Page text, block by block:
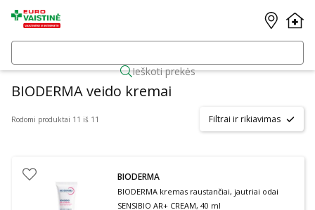
Ieškoti prekės
BIODERMA veido kremai
Rodomi produktai 11 iš 11 Filtrai ir rikiavimas
BIODERMA
BIODERMA kremas raustančiai, jautriai odai
SENSIBIO AR+ CREAM, 40 ml